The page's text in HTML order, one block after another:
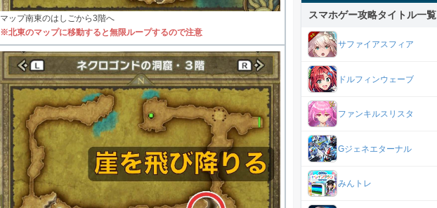
マップ南東のはしごから3階へ
※北東のマップに移動すると無限ループするので注意
スマホゲー攻略タイトル一覧
サファイアスフィア
ドルフィンウェーブ
ファンキルスリスタ
Gジェネエターナル
みんトレ